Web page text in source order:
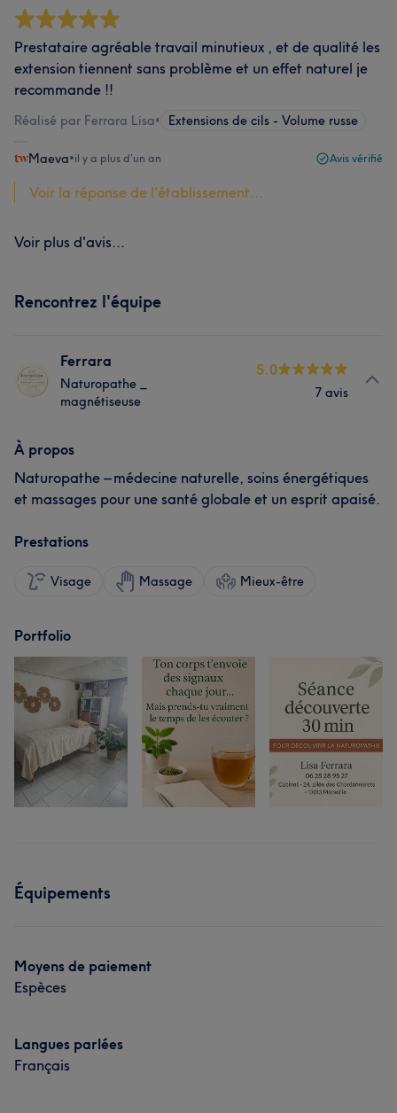
Prestataire agréable travail minutieux , et de qualité les
extension tiennent sans problème et un effet naturel je
recommande !!
Réalisé par Ferrara Lisa• Extensions de cils - Volume russe
Maeva•il y a plus d’un an Avis vérifié
Voir la réponse de l'établissement...
Voir plus d'avis...
Rencontrez l'équipe
Ferrara
Naturopathe _
magnétiseuse
5.0
7 avis
À propos
Naturopathe – médecine naturelle, soins énergétiques
et massages pour une santé globale et un esprit apaisé.
Prestations
Visage Massage Mieux-être
Portfolio
Équipements
Moyens de paiement
Espèces
Langues parlées
Français